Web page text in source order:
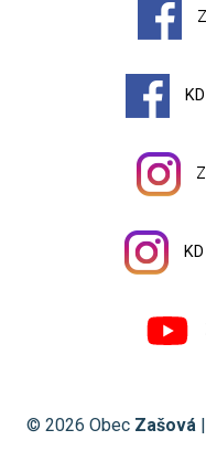
© 2026 Obec Zašová |